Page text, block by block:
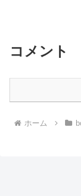
コメント
ホーム